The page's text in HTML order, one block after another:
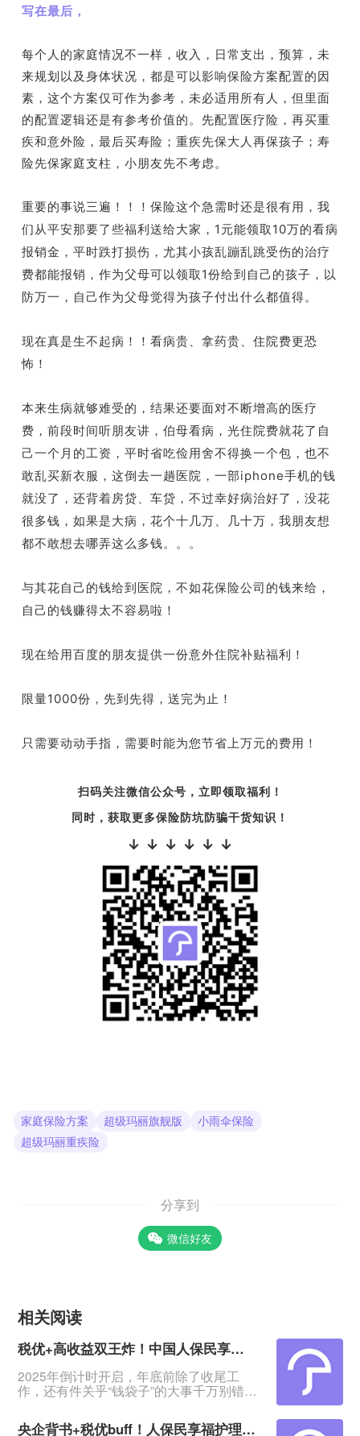
写在最后，
每个人的家庭情况不一样，收入，日常支出，预算，未
来规划以及身体状况，都是可以影响保险方案配置的因
素，这个方案仅可作为参考，未必适用所有人，但里面
的配置逻辑还是有参考价值的。先配置医疗险，再买重
疾和意外险，最后买寿险；重疾先保大人再保孩子；寿
险先保家庭支柱，小朋友先不考虑。
重要的事说三遍！！！保险这个急需时还是很有用，我
们从平安那要了些福利送给大家， 1 元能领取 10万的看病
报销金，平时跌打损伤，尤其小孩乱蹦乱跳受伤的治疗
费都能报销，作为父母可以领取 1份给到自己的孩子，以
防万一，自己作为父母觉得为孩子付出什么都值得。
现在真是生不起病！！看病贵、拿药贵、住院费更恐
怖！
本来生病就够难受的，结果还要面对不断增高的医疗
费，前段时间听朋友讲，伯母看病，光住院费就花了自
己一个月的工资，平时省吃俭用舍不得换一个包，也不
敢乱买新衣服，这倒去一趟医院，一部iphone手机的钱
就没了，还背着房贷、车贷，不过幸好病治好了，没花
很多钱，如果是大病，花个十几万、几十万，我朋友想
都不敢想去哪弄这么多钱。。。
与其花自己的钱给到医院，不如花保险公司的钱来给，
自己的钱赚得太不容易啦！
现在给用百度的朋友提供一份意外住院补贴福利！
限量1000份，先到先得，送完为止！
只需要动动手指，需要时能为您节省上万元的费用！
扫码关注微信公众号，立即领取福利！
同时，获取更多保险防坑防骗干货知识！
↓ ↓ ↓ ↓ ↓ ↓
家庭保险方案 超级玛丽旗舰版
小雨伞保险
超级玛丽重疾险
分享到
微信好友
相关阅读
税优+高收益双王炸！中国人保民享福终身护理险，十年收益186%还能省税10800元？
2025年倒计时开启，年底前除了收尾工
作，还有件关乎“钱袋子”的大事千万别错过
保险公司、“共和国长子”，响应国家号召重
央企背书+税优buff！人保民享福护理险测评：70岁能投，健康告知仅2条，闭眼冲不亏？